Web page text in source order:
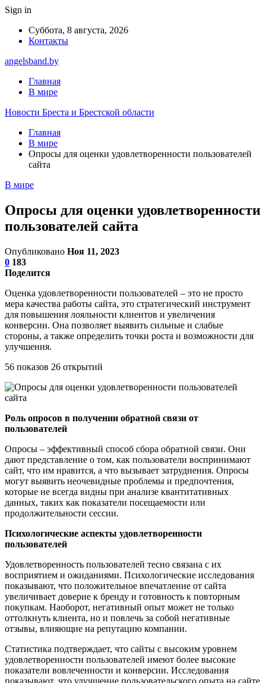
Sign in
Суббота, 8 августа, 2026
Контакты
angelsband.by
Главная
В мире
Новости Бреста и Брестской области
Главная
В мире
Опросы для оценки удовлетворенности пользователей
сайта
В мире
Опросы для оценки удовлетворенности
пользователей сайта
Опубликовано Ноя 11, 2023
0 183
Поделится
Оценка удовлетворенности пользователей – это не просто
мера качества работы сайта, это стратегический инструмент
для повышения лояльности клиентов и увеличения
конверсии. Она позволяет выявить сильные и слабые
стороны, а также определить точки роста и возможности для
улучшения.
56 показов 26 открытий
Роль опросов в получении обратной связи от
пользователей
Опросы – эффективный способ сбора обратной связи. Они
дают представление о том, как пользователи воспринимают
сайт, что им нравится, а что вызывает затруднения. Опросы
могут выявить неочевидные проблемы и предпочтения,
которые не всегда видны при анализе квантитативных
данных, таких как показатели посещаемости или
продолжительности сессии.
Психологические аспекты удовлетворенности
пользователей
Удовлетворенность пользователей тесно связана с их
восприятием и ожиданиями. Психологические исследования
показывают, что положительное впечатление от сайта
увеличивает доверие к бренду и готовность к повторным
покупкам. Наоборот, негативный опыт может не только
оттолкнуть клиента, но и повлечь за собой негативные
отзывы, влияющие на репутацию компании.
Статистика подтверждает, что сайты с высоким уровнем
удовлетворенности пользователей имеют более высокие
показатели вовлеченности и конверсии. Исследования
показывают, что улучшение пользовательского опыта на сайте